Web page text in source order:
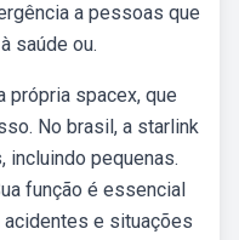
a pessoas que
saúde ou.
própria spacex, que
No brasil, a starlink
pequenas.
função é essencial
e situações